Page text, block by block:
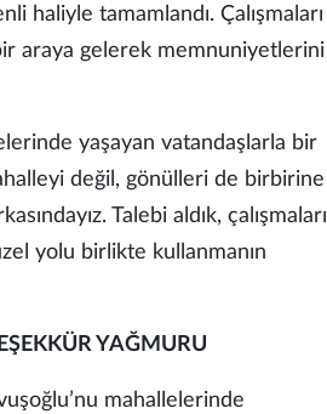
haliyle tamamlandı. Çalışmaları
araya gelerek memnuniyetlerini
yaşayan vatandaşlarla bir
değil, gönülleri de birbirine
Talebi aldık, çalışmaları
yolu birlikte kullanmanın
YAĞMURU
mahallelerinde